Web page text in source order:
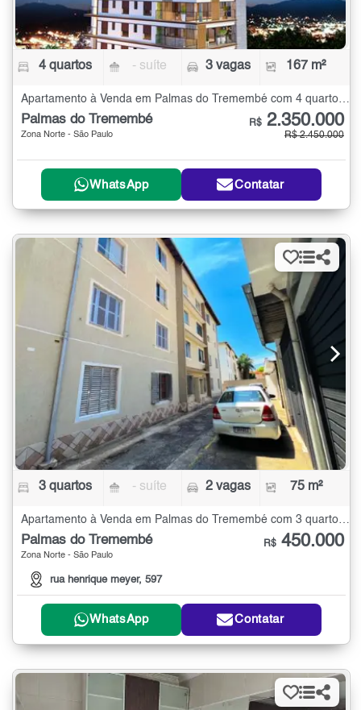
4 quartos - suíte 3 vagas 167 m²
Apartamento à Venda em Palmas do Tremembé com 4 quartos - 167 m²
Palmas do Tremembé
Zona Norte - São Paulo
R$ 2.350.000
R$ 2.450.000
WhatsApp Contatar
3 quartos - suíte 2 vagas 75 m²
Apartamento à Venda em Palmas do Tremembé com 3 quartos - 75 m²
Palmas do Tremembé
Zona Norte - São Paulo
rua henrique meyer, 597
R$ 450.000
WhatsApp Contatar